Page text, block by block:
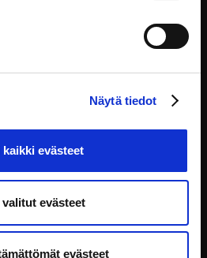
Näytä tiedot
kaikki evästeet
evästeet
evästeet